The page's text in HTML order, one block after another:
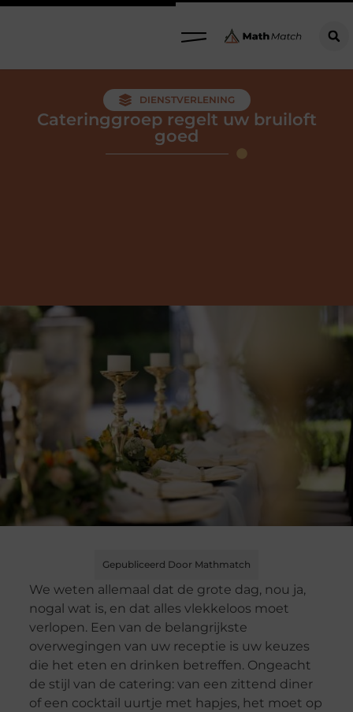
DIENSTVERLENING
Cateringgroep regelt uw bruiloft
goed
Gepubliceerd Door Mathmatch
We weten allemaal dat de grote dag, nou ja,
nogal wat is, en dat alles vlekkeloos moet
verlopen. Een van de belangrijkste
overwegingen van uw receptie is uw keuzes
die het eten en drinken betreffen. Ongeacht
de stijl van de catering: van een zittend diner
of een cocktail uurtje met hapjes, het moet op